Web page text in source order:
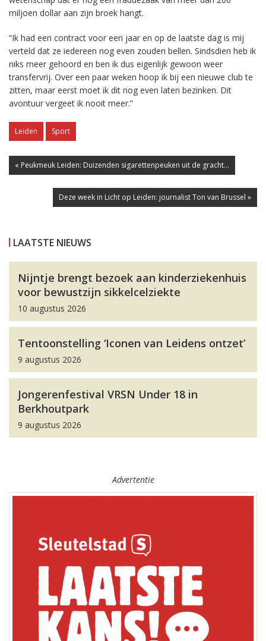
miljoen dollar aan zijn broek hangt.
“Ik had een contract voor een jaar en op de laatste dag is mij
verteld dat ze iedereen nog even zouden bellen. Sindsdien heb ik
niks meer gehoord en ben ik dus eigenlijk gewoon weer
transfervrij. Over een paar weken hoop ik bij een nieuwe club te
zitten, maar eerst moet ik dit nog even laten bezinken. Dit
avontuur vergeet ik nooit meer.”
Leiden Sport
« Peukmeuk Leiden: Duizenden sigarettenpeuken uit de gracht...
Deze week in Licht op Leiden: journalist Ton van Brussel »
LAATSTE NIEUWS
Nijntje brengt bezoek aan kinderziekenhuis
voor bewustzijn sikkelcelziekte
10 augustus 2026
Tentoonstelling ‘Iconen van Leidens ontzet’
9 augustus 2026
Jongerenfestival VRSN Under 18 in
Berkhoutpark
9 augustus 2026
Advertentie